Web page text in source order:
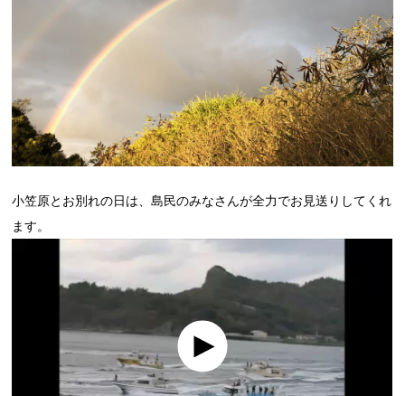
小笠原とお別れの日は、島民のみなさんが全力でお見送りしてくれ
ます。